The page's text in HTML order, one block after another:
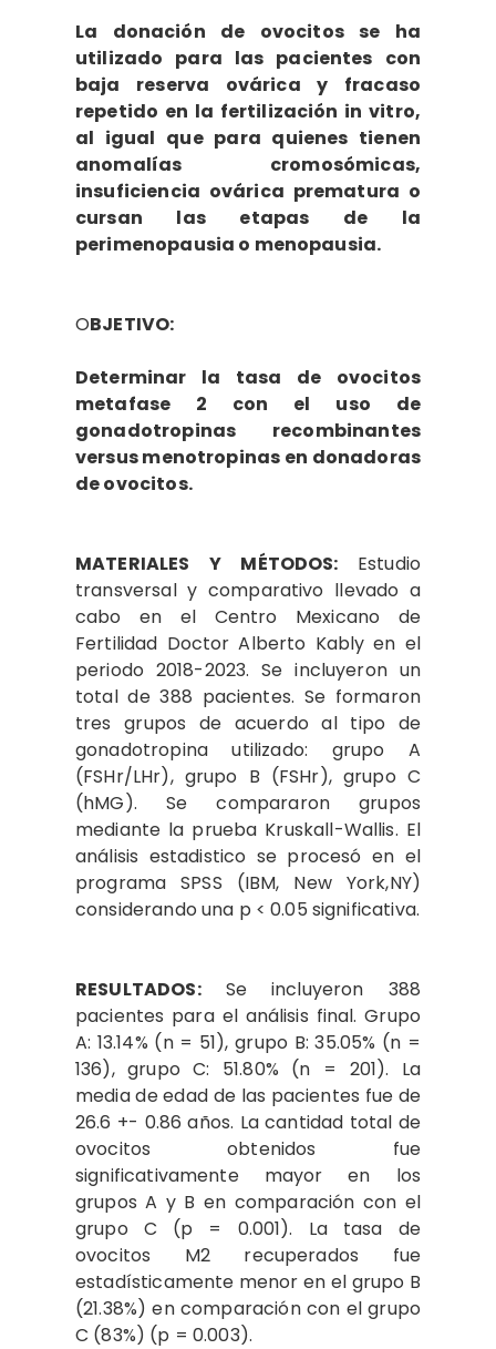
La donación de ovocitos se ha
utilizado para las pacientes con
baja reserva ovárica y fracaso
repetido en la fertilización in vitro,
al igual que para quienes tienen
anomalías cromosómicas,
insuficiencia ovárica prematura o
cursan las etapas de la
perimenopausia o menopausia.
OBJETIVO:
Determinar la tasa de ovocitos
metafase 2 con el uso de
gonadotropinas recombinantes
versus menotropinas en donadoras
de ovocitos.
MATERIALES Y MÉTODOS: Estudio
transversal y comparativo llevado a
cabo en el Centro Mexicano de
Fertilidad Doctor Alberto Kably en el
periodo 2018-2023. Se incluyeron un
total de 388 pacientes. Se formaron
tres grupos de acuerdo al tipo de
gonadotropina utilizado: grupo A
(FSHr/LHr), grupo B (FSHr), grupo C
(hMG). Se compararon grupos
mediante la prueba Kruskall-Wallis. El
análisis estadistico se procesó en el
programa SPSS (IBM, New York,NY)
considerando una p < 0.05 significativa.
RESULTADOS:Se incluyeron 388
pacientes para el análisis final. Grupo
A: 13.14% (n = 51), grupo B: 35.05% (n =
136), grupo C: 51.80% (n = 201). La
media de edad de las pacientes fue de
26.6 +- 0.86 años. La cantidad total de
ovocitos obtenidos fue
significativamente mayor en los
grupos A y B en comparación con el
grupo C (p = 0.001). La tasa de
ovocitos M2 recuperados fue
estadísticamente menor en el grupo B
(21.38%) en comparación con el grupo
C (83%) (p = 0.003).